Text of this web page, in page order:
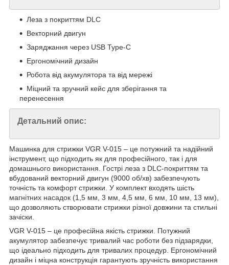
Леза з покриттям DLC
Векторний двигун
Заряджання через USB Type-C
Ергономічний дизайн
Робота від акумулятора та від мережі
Міцний та зручний кейс для зберігання та
перенесення
Детальний опис:
Машинка для стрижки VGR V-015 – це потужний та надійний
інструмент, що підходить як для професійного, так і для
домашнього використання. Гострі леза з DLC-покриттям та
вбудований векторний двигун (9000 об/хв) забезпечують
точність та комфорт стрижки. У комплект входять шість
магнітних насадок (1,5 мм, 3 мм, 4,5 мм, 6 мм, 10 мм, 13 мм),
що дозволяють створювати стрижки різної довжини та стильні
зачіски.
VGR V-015 – це професійна якість стрижки. Потужний
акумулятор забезпечує тривалий час роботи без підзарядки,
що ідеально підходить для тривалих процедур. Ергономічний
дизайн і міцна конструкція гарантують зручність використання